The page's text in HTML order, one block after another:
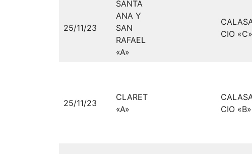
25/11/23
SANTA
ANA Y
SAN
RAFAEL
«A»
CIO «C»
25/11/23
CLARET
«A»
CIO «B»